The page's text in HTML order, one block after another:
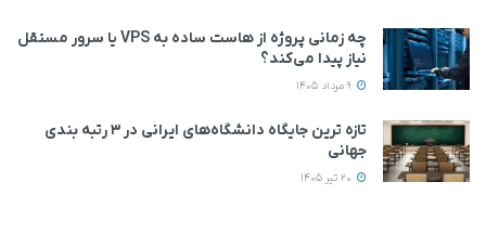
چه زمانی پروژه از هاست ساده به VPS یا سرور مستقل
نیاز پیدا می‌کند؟
تازه ترین جایگاه دانشگاه‌های ایرانی در ۳ رتبه بندی
جهانی